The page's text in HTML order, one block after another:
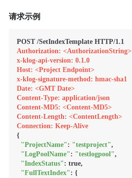
请求示例
POST /SetIndexTemplate HTTP/1.1
Authorization: <AuthorizationString>
x-klog-api-version: 0.1.0
Host: <Project Endpoint>
x-klog-signature-method: hmac-sha1
Date: <GMT Date>
Content-Type: application/json
Content-MD5: <Content-MD5>
Content-Length: <ContentLength>
Connection: Keep-Alive
{
"ProjectName": "testproject",
"LogPoolName": "testlogpool",
"IndexStatus": true,
"FullTextIndex": {